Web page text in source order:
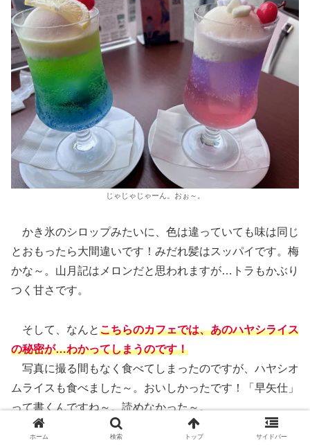
じゃじゃじゃーん。おぉ～。
かき氷のシロップみたいに、色は違っていても味は同じ
とおもったら大間違いです！みだれ髪はスッパイです。梅
かな～。山月記はメロンだと思われますが…トラもかぶり
つく甘さです。
そして、なんとこちらのカフェでは、あのハヤシライス
の秘密が…わかってしまうのです！
写真に撮る間もなく食べてしまったのですが、ハヤシオ
ムライスも食べました～。おいしかったです！「早矢仕」
って書くんですね～。読めなかった～。
ホーム 検索 トップ サイドバー